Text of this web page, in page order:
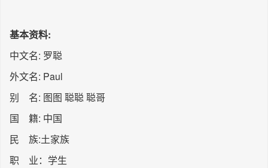
基本资料:
中文名: 罗聪
外文名: Paul
别 名: 图图 聪聪 聪哥
国 籍: 中国
民 族:土家族
职 业：学生